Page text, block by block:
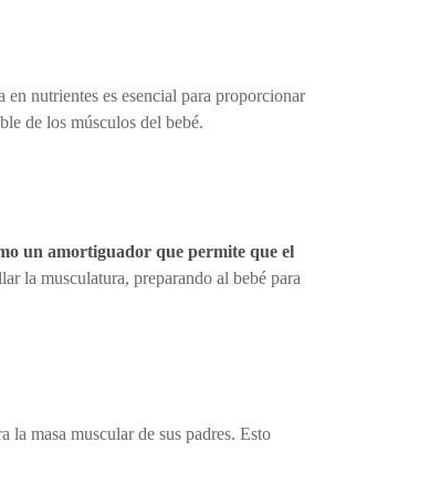
nutrientes es esencial para proporcionar
de los músculos del bebé.
un amortiguador que permite que el
la musculatura, preparando al bebé para
masa muscular de sus padres. Esto